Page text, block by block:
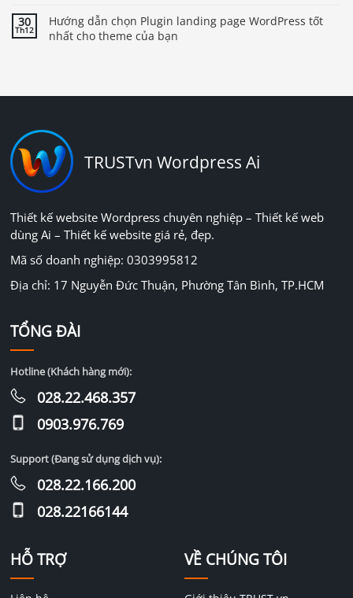
30
Th12
Hướng dẫn chọn Plugin landing page WordPress tốt
nhất cho theme của bạn
TRUSTvn Wordpress Ai
Thiết kế website Wordpress chuyên nghiệp – Thiết kế web
dùng Ai – Thiết kế website giá rẻ, đẹp.
Mã số doanh nghiệp: 0303995812
Địa chỉ: 17 Nguyễn Đức Thuận, Phường Tân Bình, TP.HCM
HỖ TRỢ VỀ CHÚNG TÔI
TỔNG ĐÀI
Hotline (Khách hàng mới):
028.22.468.357
0903.976.769
Support (Đang sử dụng dịch vụ):
028.22.166.200
028.22166144